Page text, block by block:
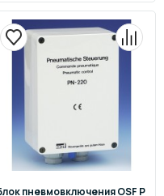
пневмовключения OSF P